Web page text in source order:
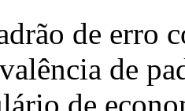
de erro
de
de